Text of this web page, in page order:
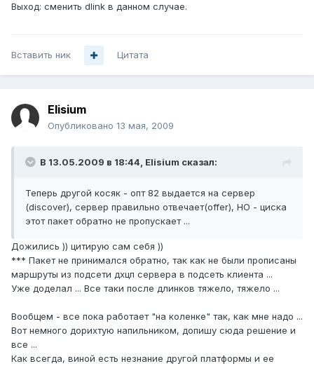
Выход: сменить dlink в данном случае.
Вставить ник Цитата
Elisium
Опубликовано 13 мая, 2009
В 13.05.2009 в 18:44, Elisium сказал:
Теперь другой косяк - опт 82 выдается на сервер
(discover), сервер правильно отвечает(offer), НО - циска
этот пакет обратно не пропускает ...
Дожились )) цитирую сам себя ))
*** Пакет не принимался обратно, так как не были прописаны
маршруты из подсети дхцп сервера в подсеть клиента ...
Уже доделал ... Все таки после длинков тяжело, тяжело ...
Вообщем - все пока работает "на коленке" так, как мне надо ...
Вот немного дорихтую напильником, допишу сюда решение и
все ...
Как всегда, виной есть незнание другой платформы и ее